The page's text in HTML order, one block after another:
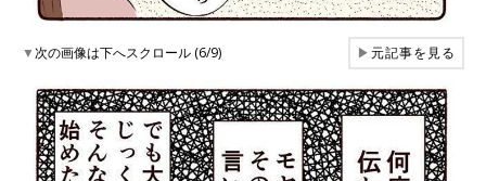
▼次の画像は下へスクロール (6/9) ▶元記事を見る